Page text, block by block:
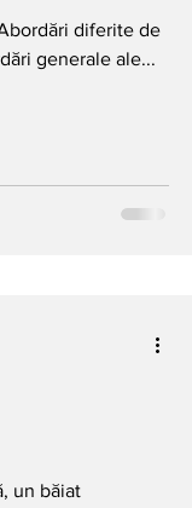
diferite de
generale ale...
un băiat